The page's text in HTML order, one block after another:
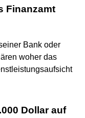
Finanzamt
Bank oder
woher das
Dollar auf